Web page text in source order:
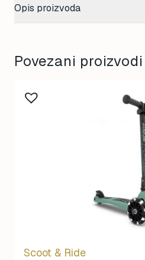
Opis proizvoda
Povezani proizvodi
Scoot & Ride